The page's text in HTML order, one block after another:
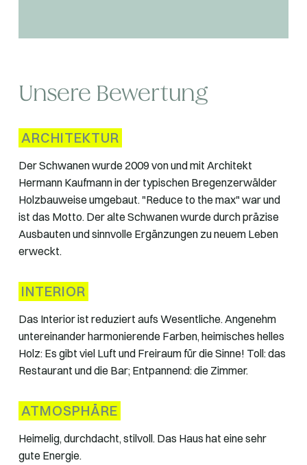
Unsere Bewertung
ARCHITEKTUR
Der Schwanen wurde 2009 von und mit Architekt
Hermann Kaufmann in der typischen Bregenzerwälder
Holzbauweise umgebaut. "Reduce to the max" war und
ist das Motto. Der alte Schwanen wurde durch präzise
Ausbauten und sinnvolle Ergänzungen zu neuem Leben
erweckt.
INTERIOR
Das Interior ist reduziert aufs Wesentliche. Angenehm
untereinander harmonierende Farben, heimisches helles
Holz: Es gibt viel Luft und Freiraum für die Sinne! Toll: das
Restaurant und die Bar; Entpannend: die Zimmer.
ATMOSPHÄRE
Heimelig, durchdacht, stilvoll. Das Haus hat eine sehr
gute Energie.